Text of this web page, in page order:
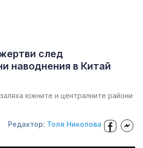
след
наводнения в Китай
южните и централните райони
Редактор: Толя Николова